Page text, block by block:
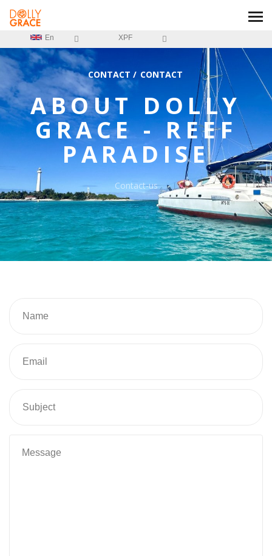
En XPF
CONTACT / CONTACT
ABOUT DOLLY
GRACE - REEF
PARADISE
Contact-us